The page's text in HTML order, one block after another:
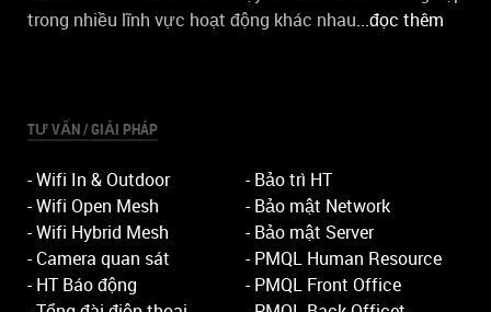
trong nhiều lĩnh vực hoạt động khác nhau...đọc thêm
TƯ VẤN / GIẢI PHÁP
- Wifi In & Outdoor
- Wifi Open Mesh
- Wifi Hybrid Mesh
- Camera quan sát
- HT Báo động
- Bảo trì HT
- Bảo mật Network
- Bảo mật Server
- PMQL Human Resource
- PMQL Front Office